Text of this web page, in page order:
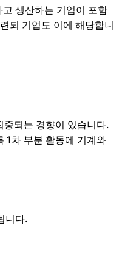
생산하는 기업이 포함
되 기업도 이에 해당합니
중되는 경향이 있습니다.
1차 부분 활동에 기계와
니다.